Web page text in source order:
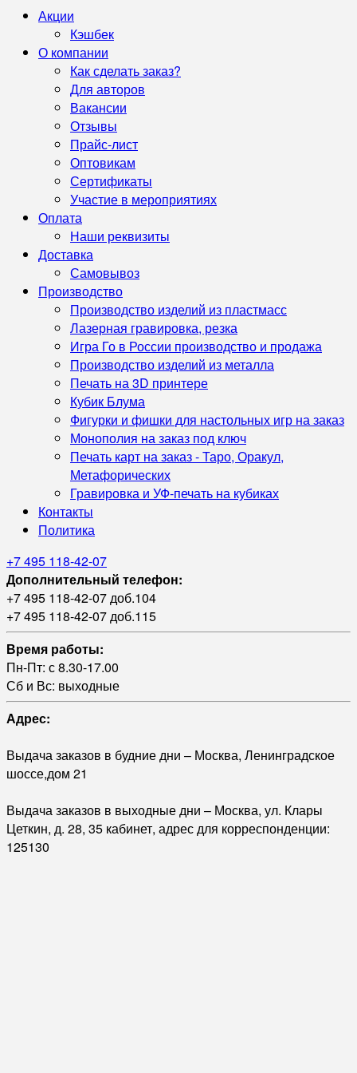
Акции
Кэшбек
О компании
Как сделать заказ?
Для авторов
Вакансии
Отзывы
Прайс-лист
Оптовикам
Сертификаты
Участие в мероприятиях
Оплата
Наши реквизиты
Доставка
Самовывоз
Производство
Производство изделий из пластмасс
Лазерная гравировка, резка
Игра Го в России производство и продажа
Производство изделий из металла
Печать на 3D принтере
Кубик Блума
Фигурки и фишки для настольных игр на заказ
Монополия на заказ под ключ
Печать карт на заказ - Таро, Оракул,
Метафорических
Гравировка и УФ‑печать на кубиках
Контакты
Политика
+7 495 118-42-07
Дополнительный телефон:
+7 495 118-42-07 доб.104
+7 495 118-42-07 доб.115
Время работы:
Пн-Пт: с 8.30-17.00
Сб и Вс: выходные
Адрес:
Выдача заказов в будние дни – Москва, Ленинградское
шоссе,дом 21
Выдача заказов в выходные дни – Москва, ул. Клары
Цеткин, д. 28, 35 кабинет, адрес для корреспонденции:
125130